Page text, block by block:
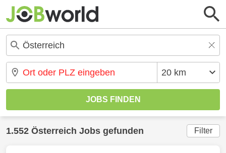
1.552 Österreich Jobs gefunden Filter